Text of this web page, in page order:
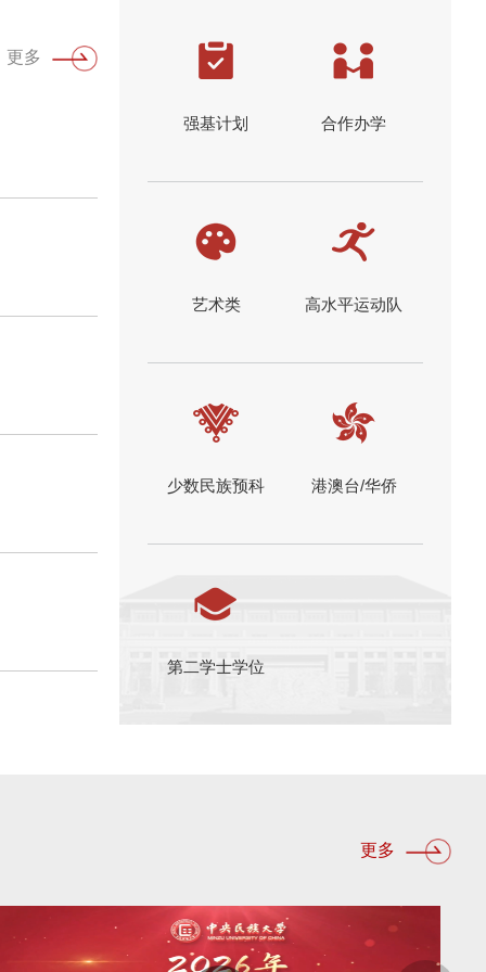
更多
强基计划 合作办学
艺术类 高水平运动队
少数民族预科 港澳台/华侨
第二学士学位
更多